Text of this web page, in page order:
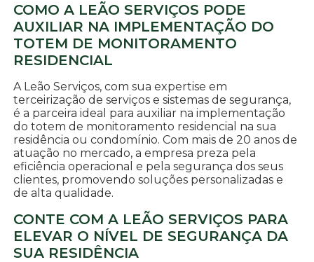
COMO A LEÃO SERVIÇOS PODE
AUXILIAR NA IMPLEMENTAÇÃO DO
TOTEM DE MONITORAMENTO
RESIDENCIAL
A Leão Serviços, com sua expertise em
terceirização de serviços e sistemas de segurança,
é a parceira ideal para auxiliar na implementação
do totem de monitoramento residencial na sua
residência ou condomínio. Com mais de 20 anos de
atuação no mercado, a empresa preza pela
eficiência operacional e pela segurança dos seus
clientes, promovendo soluções personalizadas e
de alta qualidade.
CONTE COM A LEÃO SERVIÇOS PARA
ELEVAR O NÍVEL DE SEGURANÇA DA
SUA RESIDÊNCIA